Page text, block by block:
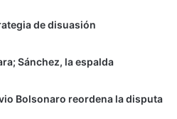
de disuasión
Sánchez, la espalda
Bolsonaro reordena la disputa